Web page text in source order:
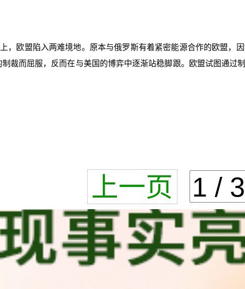
，欧盟陷入两难境地。原本与俄罗斯有着紧密能源合作的欧盟，
裁而屈服，反而在与美国的博弈中逐渐站稳脚跟。欧盟试图通
上一页